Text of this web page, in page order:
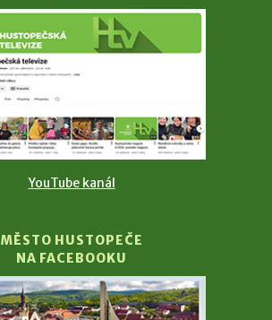
YouTube kanál
MĚSTO HUSTOPEČE
NA FACEBOOKU